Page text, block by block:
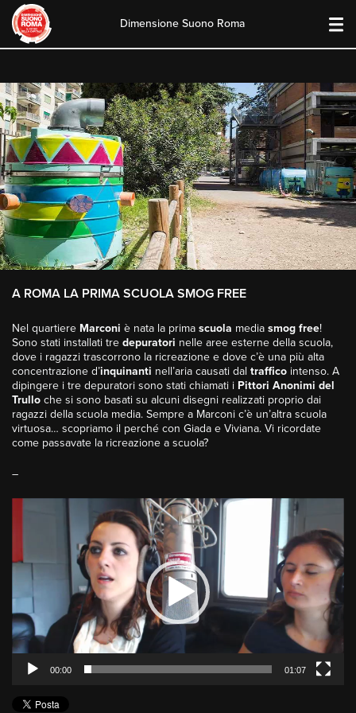
content
Dimensione Suono Roma
A ROMA LA PRIMA SCUOLA SMOG FREE
Nel quartiere Marconi è nata la prima scuola media smog free!
Sono stati installati tre depuratori nelle aree esterne della scuola,
dove i ragazzi trascorrono la ricreazione e dove c’è una più alta
concentrazione d’inquinanti nell’aria causati dal traffico intenso. A
dipingere i tre depuratori sono stati chiamati i Pittori Anonimi del
Trullo che si sono basati su alcuni disegni realizzati proprio dai
ragazzi della scuola media. Sempre a Marconi c’è un’altra scuola
virtuosa… scopriamo il perché con Giada e Viviana. Vi ricordate
come passavate la ricreazione a scuola?
–
00:00 01:07